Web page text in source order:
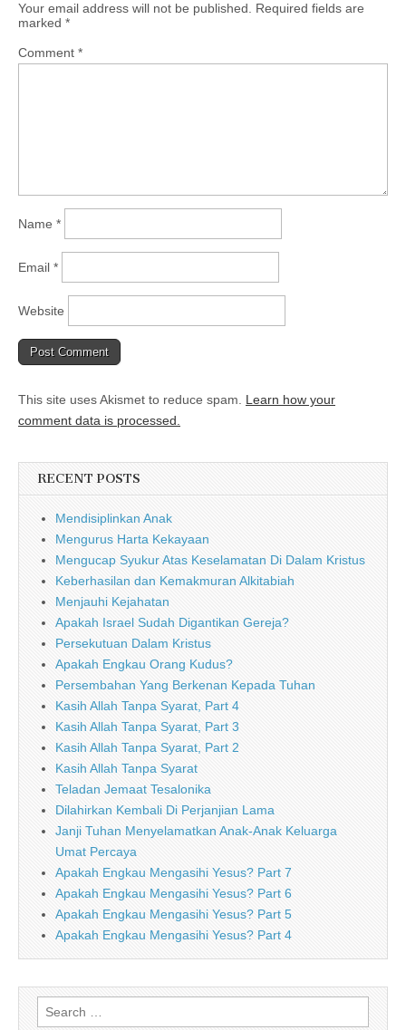
Your email address will not be published.
Required fields are
marked *
Comment *
Name *
Email *
Website
This site uses Akismet to reduce spam. Learn how your
comment data is processed.
RECENT POSTS
Mendisiplinkan Anak
Mengurus Harta Kekayaan
Mengucap Syukur Atas Keselamatan Di Dalam Kristus
Keberhasilan dan Kemakmuran Alkitabiah
Menjauhi Kejahatan
Apakah Israel Sudah Digantikan Gereja?
Persekutuan Dalam Kristus
Apakah Engkau Orang Kudus?
Persembahan Yang Berkenan Kepada Tuhan
Kasih Allah Tanpa Syarat, Part 4
Kasih Allah Tanpa Syarat, Part 3
Kasih Allah Tanpa Syarat, Part 2
Kasih Allah Tanpa Syarat
Teladan Jemaat Tesalonika
Dilahirkan Kembali Di Perjanjian Lama
Janji Tuhan Menyelamatkan Anak-Anak Keluarga
Umat Percaya
Apakah Engkau Mengasihi Yesus? Part 7
Apakah Engkau Mengasihi Yesus? Part 6
Apakah Engkau Mengasihi Yesus? Part 5
Apakah Engkau Mengasihi Yesus? Part 4
Search
for: